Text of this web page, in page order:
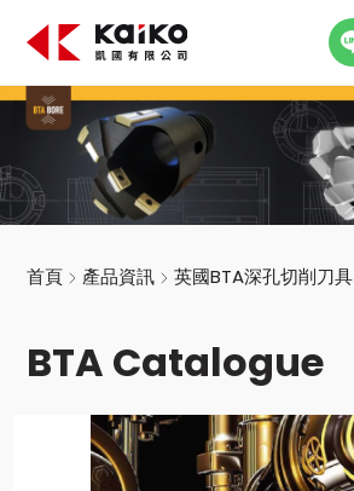
關於凱國
產品資訊
最新消息
聯絡我們
首頁 產品資訊 英國BTA深孔切削刀具
BTA Catalogue